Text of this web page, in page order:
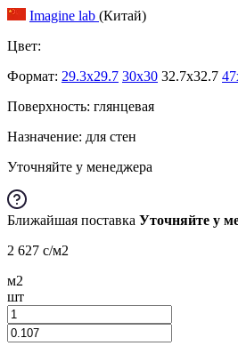
Imagine lab (Китай)
Цвет:
Формат: 29.3x29.7 30x30 32.7x32.7
Поверхность: глянцевая
Назначение: для стен
Уточняйте у менеджера
Ближайшая поставка Уточняйте у
2 627 c/м2
м2
шт